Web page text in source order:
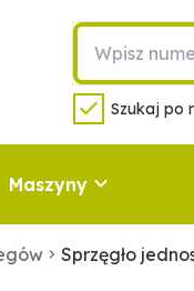
Szukaj po
Maszyny
Sprzęgło